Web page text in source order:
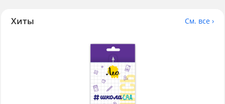
Хиты См. все ›